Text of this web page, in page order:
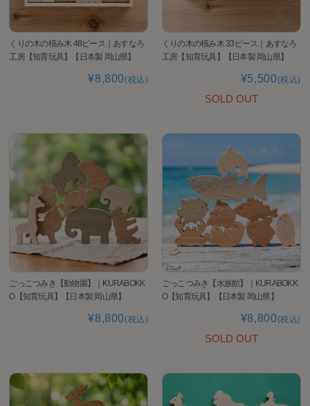
くりの木の積み木 48ピース｜あすなろ
工房【知育玩具】【日本製 岡山県】
¥8,800(税込)
くりの木の積み木 33ピース｜あすなろ
工房【知育玩具】【日本製 岡山県】
¥5,500(税込)
SOLD OUT
ごっこつみき【動物園】｜KURABOKK
O【知育玩具】【日本製 岡山県】
¥8,800(税込)
ごっこつみき【水族館】｜KURABOKK
O【知育玩具】【日本製 岡山県】
¥8,800(税込)
SOLD OUT